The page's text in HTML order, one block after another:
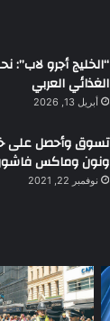
“الخليج أجرو لاب”:
الغذائي العربي
أبريل 13, 2026
تسوق وأحصل على
ونون وماكس
نوفمبر 22, 2021